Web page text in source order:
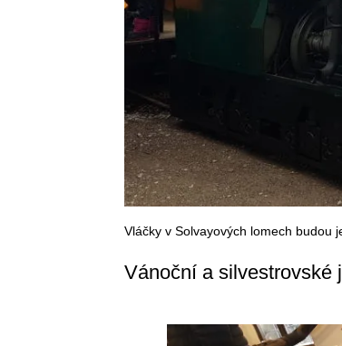
Vláčky v Solvayových lomech budou
Vánoční a silvestrovské